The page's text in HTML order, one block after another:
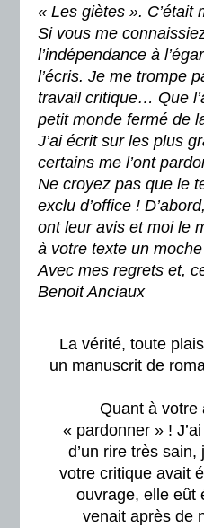
« Les giètes ».
Si vous me
l’indépendance à
l’écris. Je me trompe
travail critique… Que
petit monde fermé de
J’ai écrit sur les plus
certains me l’ont
Ne croyez pas que le
exclu d’office !
ont leur avis et moi le
à votre texte un
Avec mes regrets et,
Benoit Anciaux
La vérité, toute
un manuscrit de
Quant à votre
« pardonner » !
d’un rire très
votre critique avait
ouvrage, elle eût
venait après de